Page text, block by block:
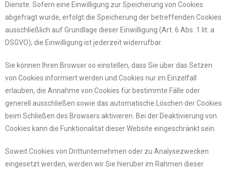
Dienste. Sofern eine Einwilligung zur Speicherung von Cookies
abgefragt wurde, erfolgt die Speicherung der betreffenden Cookies
ausschließlich auf Grundlage dieser Einwilligung (Art. 6 Abs. 1 lit. a
DSGVO); die Einwilligung ist jederzeit widerrufbar.
Sie können Ihren Browser so einstellen, dass Sie über das Setzen
von Cookies informiert werden und Cookies nur im Einzelfall
erlauben, die Annahme von Cookies für bestimmte Fälle oder
generell ausschließen sowie das automatische Löschen der Cookies
beim Schließen des Browsers aktivieren. Bei der Deaktivierung von
Cookies kann die Funktionalität dieser Website eingeschränkt sein.
Soweit Cookies von Drittunternehmen oder zu Analysezwecken
eingesetzt werden, werden wir Sie hierüber im Rahmen dieser